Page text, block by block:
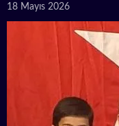
18 Mayıs 2026